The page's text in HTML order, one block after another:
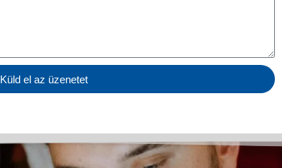
Küld el az üzenetet